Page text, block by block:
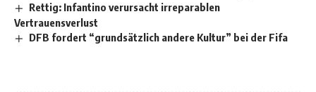
Rettig: Infantino verursacht irreparablen
Vertrauensverlust
DFB fordert “grundsätzlich andere Kultur” bei der Fifa